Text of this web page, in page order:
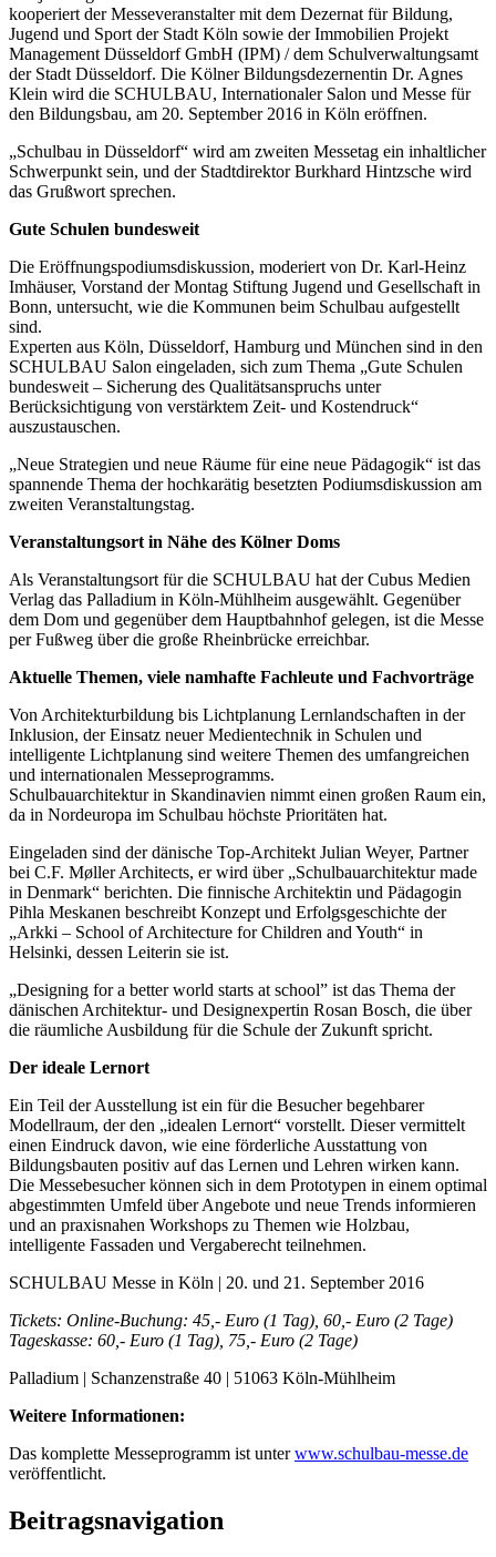
kooperiert der Messeveranstalter mit dem Dezernat für Bildung,
Jugend und Sport der Stadt Köln sowie der Immobilien Projekt
Management Düsseldorf GmbH (IPM) / dem Schulverwaltungsamt
der Stadt Düsseldorf. Die Kölner Bildungsdezernentin Dr. Agnes
Klein wird die SCHULBAU, Internationaler Salon und Messe für
den Bildungsbau, am 20. September 2016 in Köln eröffnen.
„Schulbau in Düsseldorf“ wird am zweiten Messetag ein inhaltlicher
Schwerpunkt sein, und der Stadtdirektor Burkhard Hintzsche wird
das Grußwort sprechen.
Gute Schulen bundesweit
Die Eröffnungspodiumsdiskussion, moderiert von Dr. Karl-Heinz
Imhäuser, Vorstand der Montag Stiftung Jugend und Gesellschaft in
Bonn, untersucht, wie die Kommunen beim Schulbau aufgestellt
sind.
Experten aus Köln, Düsseldorf, Hamburg und München sind in den
SCHULBAU Salon eingeladen, sich zum Thema „Gute Schulen
bundesweit – Sicherung des Qualitätsanspruchs unter
Berücksichtigung von verstärktem Zeit- und Kostendruck“
auszustauschen.
„Neue Strategien und neue Räume für eine neue Pädagogik“ ist das
spannende Thema der hochkarätig besetzten Podiumsdiskussion am
zweiten Veranstaltungstag.
Veranstaltungsort in Nähe des Kölner Doms
Als Veranstaltungsort für die SCHULBAU hat der Cubus Medien
Verlag das Palladium in Köln-Mühlheim ausgewählt. Gegenüber
dem Dom und gegenüber dem Hauptbahnhof gelegen, ist die Messe
per Fußweg über die große Rheinbrücke erreichbar.
Aktuelle Themen, viele namhafte Fachleute und Fachvorträge
Von Architekturbildung bis Lichtplanung Lernlandschaften in der
Inklusion, der Einsatz neuer Medientechnik in Schulen und
intelligente Lichtplanung sind weitere Themen des umfangreichen
und internationalen Messeprogramms.
Schulbauarchitektur in Skandinavien nimmt einen großen Raum ein,
da in Nordeuropa im Schulbau höchste Prioritäten hat.
Eingeladen sind der dänische Top-Architekt Julian Weyer, Partner
bei C.F. Møller Architects, er wird über „Schulbauarchitektur made
in Denmark“ berichten. Die finnische Architektin und Pädagogin
Pihla Meskanen beschreibt Konzept und Erfolgsgeschichte der
„Arkki – School of Architecture for Children and Youth“ in
Helsinki, dessen Leiterin sie ist.
„Designing for a better world starts at school” ist das Thema der
dänischen Architektur- und Designexpertin Rosan Bosch, die über
die räumliche Ausbildung für die Schule der Zukunft spricht.
Der ideale Lernort
Ein Teil der Ausstellung ist ein für die Besucher begehbarer
Modellraum, der den „idealen Lernort“ vorstellt. Dieser vermittelt
einen Eindruck davon, wie eine förderliche Ausstattung von
Bildungsbauten positiv auf das Lernen und Lehren wirken kann.
Die Messebesucher können sich in dem Prototypen in einem optimal
abgestimmten Umfeld über Angebote und neue Trends informieren
und an praxisnahen Workshops zu Themen wie Holzbau,
intelligente Fassaden und Vergaberecht teilnehmen.
SCHULBAU Messe in Köln | 20. und 21. September 2016
Tickets: Online-Buchung: 45,- Euro (1 Tag), 60,- Euro (2 Tage)
Tageskasse: 60,- Euro (1 Tag), 75,- Euro (2 Tage)
Palladium | Schanzenstraße 40 | 51063 Köln-Mühlheim
Weitere Informationen:
Das komplette Messeprogramm ist unterwww.schulbau-messe.de
veröffentlicht.
Beitragsnavigation